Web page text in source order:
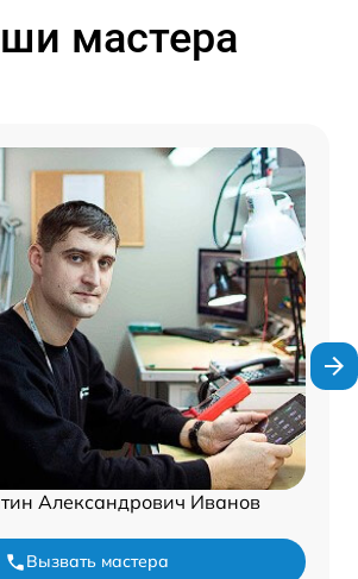
мастера
Александрович Иванов
Вызвать мастера